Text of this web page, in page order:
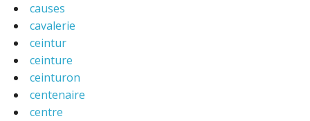
causes
cavalerie
ceintur
ceinture
ceinturon
centenaire
centre